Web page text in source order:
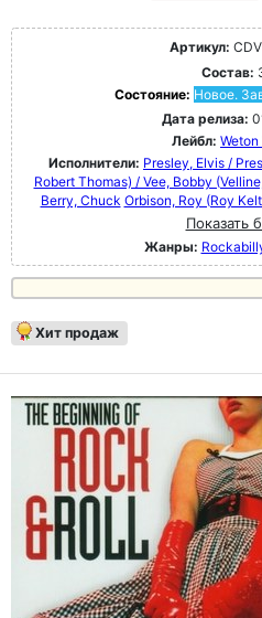
Артикул:
Состав:
Состояние: Новое.
Дата релиза:
Лейбл: Weton
Исполнители: Presley, Elvis /
Robert Thomas) / Vee, Bobby
Berry, Chuck Orbison, Roy (Roy
Показать
Жанры:
Хит продаж